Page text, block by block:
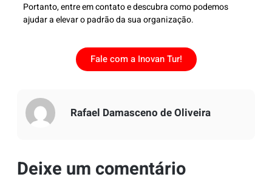
Portanto, entre em contato e descubra como podemos
ajudar a elevar o padrão da sua organização.
Fale com a Inovan Tur!
Rafael Damasceno de Oliveira
Deixe um comentário